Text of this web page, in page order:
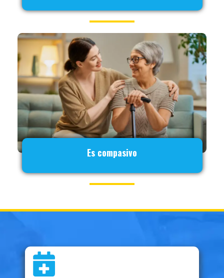
Es compasivo